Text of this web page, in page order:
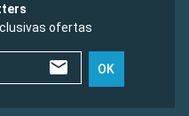
ofertas
OK